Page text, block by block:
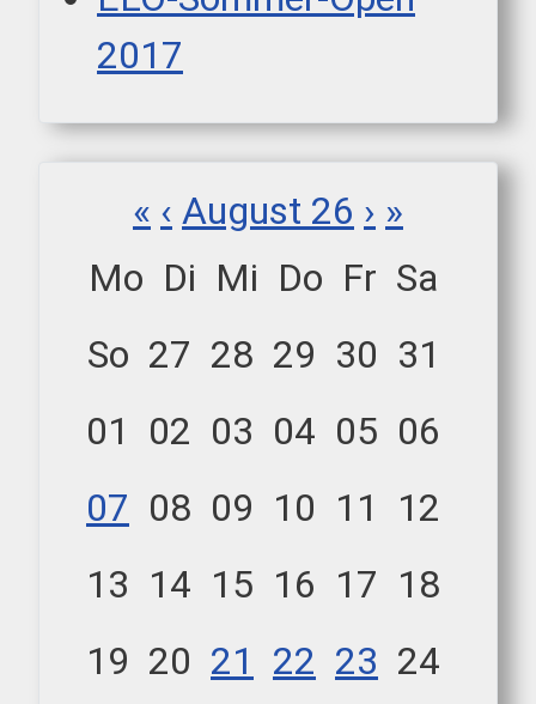
2017
« ‹ August 26 › »
Mo Di Mi Do Fr Sa
So 27 28 29 30 31
01
02 03 04 05 06
07 08 09 10 11
12
13 14 15 16 17 18
19 20 21 22 23 24